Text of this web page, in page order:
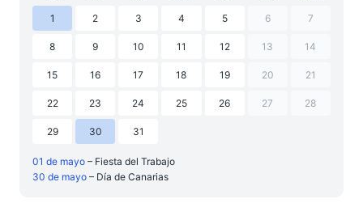
1 2 3 4 5 6 7
8 9 10 11 12 13 14
15 16 17 18 19 20 21
22 23 24 25 26 27 28
29 30 31
01 de mayo – Fiesta del Trabajo
30 de mayo – Día de Canarias